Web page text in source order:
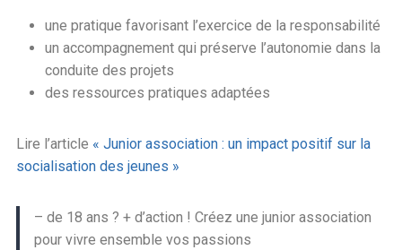
une pratique favorisant l’exercice de la responsabilité
un accompagnement qui préserve l’autonomie dans la
conduite des projets
des ressources pratiques adaptées
Lire l’article « Junior association : un impact positif sur la
socialisation des jeunes »
– de 18 ans ? + d’action ! Créez une junior association
pour vivre ensemble vos passions